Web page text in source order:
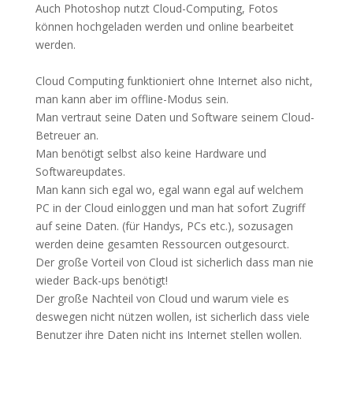
Auch Photoshop nutzt Cloud-Computing, Fotos
können hochgeladen werden und online bearbeitet
werden.
Cloud Computing funktioniert ohne Internet also nicht,
man kann aber im offline-Modus sein.
Man vertraut seine Daten und Software seinem Cloud-
Betreuer an.
Man benötigt selbst also keine Hardware und
Softwareupdates.
Man kann sich egal wo, egal wann egal auf welchem
PC in der Cloud einloggen und man hat sofort Zugriff
auf seine Daten. (für Handys, PCs etc.), sozusagen
werden deine gesamten Ressourcen outgesourct.
Der große Vorteil von Cloud ist sicherlich dass man nie
wieder Back-ups benötigt!
Der große Nachteil von Cloud und warum viele es
deswegen nicht nützen wollen, ist sicherlich dass viele
Benutzer ihre Daten nicht ins Internet stellen wollen.